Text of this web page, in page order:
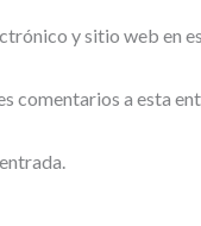
y sitio web en
comentarios a esta